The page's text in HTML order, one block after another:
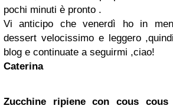
pochi minuti è pronto .
Vi anticipo che venerdì ho in
dessert velocissimo e leggero
blog e continuate a seguirmi ,ciao!
Caterina
Zucchine ripiene con cous cous